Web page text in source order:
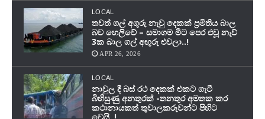
LOCAL
තවත් ගල් අගුරු නැවු දෙකක් ප‍්‍රමිතිය බාල
බව හෙලිවේ – සමාගම මීට පෙර එවූ නැව්
3ක බාල ගල් අඟුරු එවලා..!
APR 26, 2026
LOCAL
නාවුල දී බස් රථ දෙකක් එකට ගැටී
බිහිසුණු අනතුරක් -තනතුර අමතක කර
කථානායකත් තුවාලකරුවන්ට පිහිට